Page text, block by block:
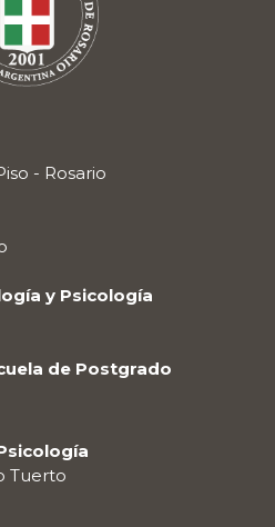
- Rosario
y Psicología
de Postgrado
Tuerto